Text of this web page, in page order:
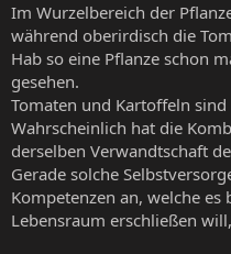
Im Wurzelbereich der
während oberirdisch die
Hab so eine Pflanze schon
gesehen.
Tomaten und Kartoffeln
Wahrscheinlich hat die
derselben Verwandtschaft
Gerade solche
Kompetenzen an, welche
Lebensraum erschließen